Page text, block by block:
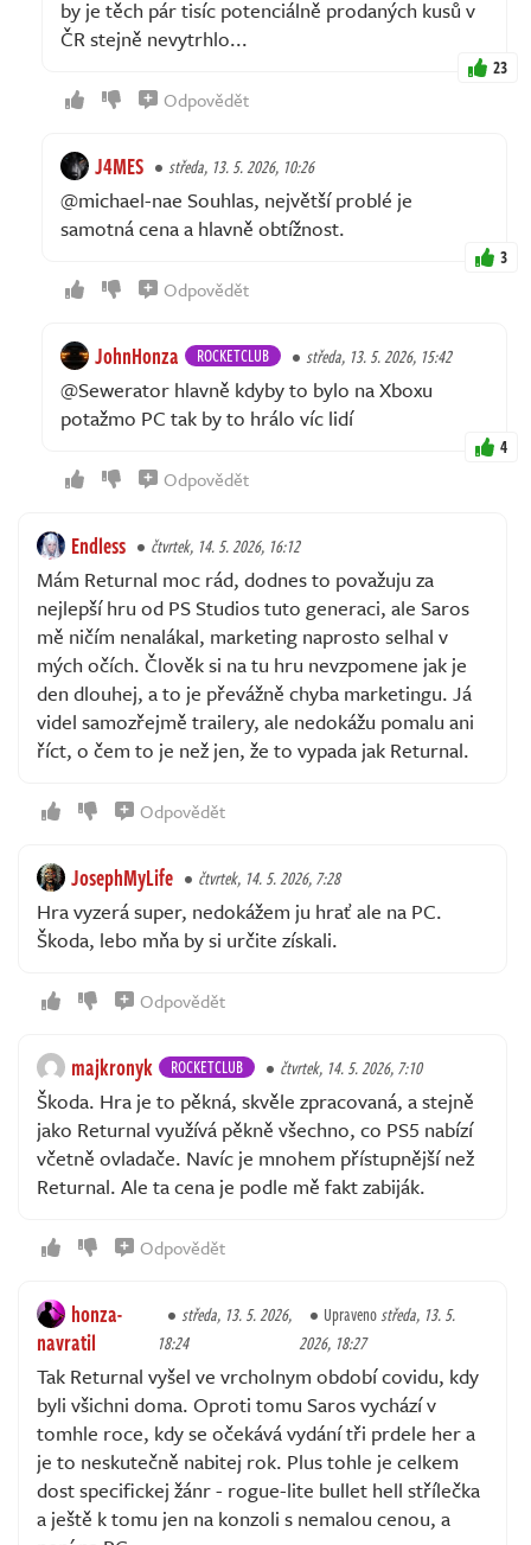
by je těch pár tisíc potenciálně prodaných kusů v
ČR stejně nevytrhlo...
23
Odpovědět
J4MES středa, 13. 5. 2026, 10:26
@michael-nae Souhlas, největší problé je
samotná cena a hlavně obtížnost.
3
Odpovědět
JohnHonza ROCKETCLUB středa, 13. 5. 2026, 15:42
@Sewerator hlavně kdyby to bylo na Xboxu
potažmo PC tak by to hrálo víc lidí
4
Odpovědět
Endless čtvrtek, 14. 5. 2026, 16:12
Mám Returnal moc rád, dodnes to považuju za
nejlepší hru od PS Studios tuto generaci, ale Saros
mě ničím nenalákal, marketing naprosto selhal v
mých očích. Člověk si na tu hru nevzpomene jak je
den dlouhej, a to je převážně chyba marketingu. Já
videl samozřejmě trailery, ale nedokážu pomalu ani
říct, o čem to je než jen, že to vypada jak Returnal.
Odpovědět
JosephMyLife čtvrtek, 14. 5. 2026, 7:28
Hra vyzerá super, nedokážem ju hrať ale na PC.
Škoda, lebo mňa by si určite získali.
Odpovědět
majkronyk ROCKETCLUB čtvrtek, 14. 5. 2026, 7:10
Škoda. Hra je to pěkná, skvěle zpracovaná, a stejně
jako Returnal využívá pěkně všechno, co PS5 nabízí
včetně ovladače. Navíc je mnohem přístupnější než
Returnal. Ale ta cena je podle mě fakt zabiják.
Odpovědět
honza-
navratil
středa, 13. 5. 2026,
18:24
Upravenostředa, 13. 5.
2026, 18:27
Tak Returnal vyšel ve vrcholnym období covidu, kdy
byli všichni doma. Oproti tomu Saros vychází v
tomhle roce, kdy se očekává vydání tři prdele her a
je to neskutečně nabitej rok. Plus tohle je celkem
dost specifickej žánr - rogue-lite bullet hell střílečka
a ještě k tomu jen na konzoli s nemalou cenou, a